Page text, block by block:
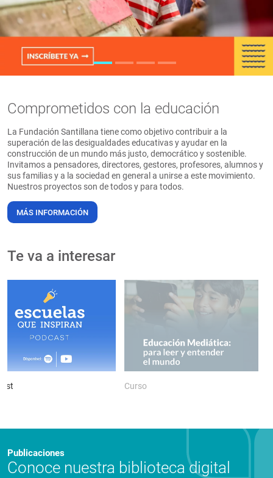
PT
Comprometidos con la educación
La Fundación Santillana tiene como objetivo contribuir a la
superación de las desigualdades educativas y ayudar en la
construcción de un mundo más justo, democrático y sostenible.
Invitamos a pensadores, directores, gestores, profesores, alumnos y
sus familias y a la sociedad en general a unirse a este movimiento.
Nuestros proyectos son de todos y para todos.
MÁS INFORMACIÓN
Te va a interesar
Curso
Publicaciones
Conoce nuestra biblioteca digital